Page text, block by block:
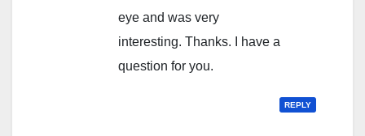
eye and was very
interesting. Thanks. I have a
question for you.
REPLY